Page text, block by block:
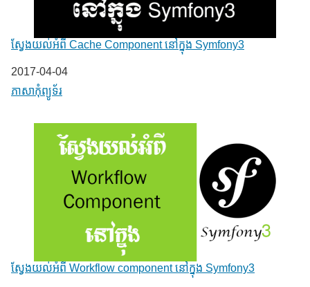
ស្វែងយល់អំពី Cache Component នៅក្នុង Symfony3
Date
2017-04-04
In relation to
ភាសា​កុំព្យូទ័រ
ស្វែងយល់អំពី Workflow component នៅក្នុង Symfony3